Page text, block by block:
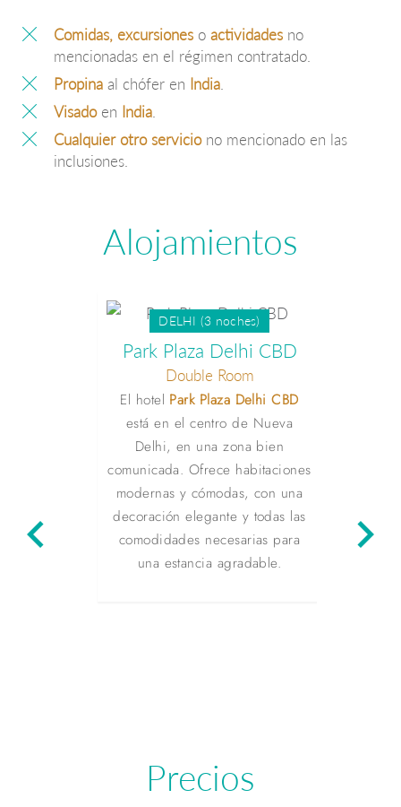
Comidas, excursiones o actividades no
mencionadas en el régimen contratado.
Propina al chófer en India
Visadoen India
Cualquier otro serviciono mencionado en las
inclusiones.
Alojamientos
keyboard_arrow_left keyboard_arrow_right
DELHI (3 noches)
Park Plaza Delhi CBD
Double Room
El hotel Park Plaza Delhi CBD
está en el centro de Nueva
Delhi, en una zona bien
comunicada. Ofrece habitaciones
modernas y cómodas, con una
decoración elegante y todas las
comodidades necesarias para
una estancia agradable.
Jaipur
Precios